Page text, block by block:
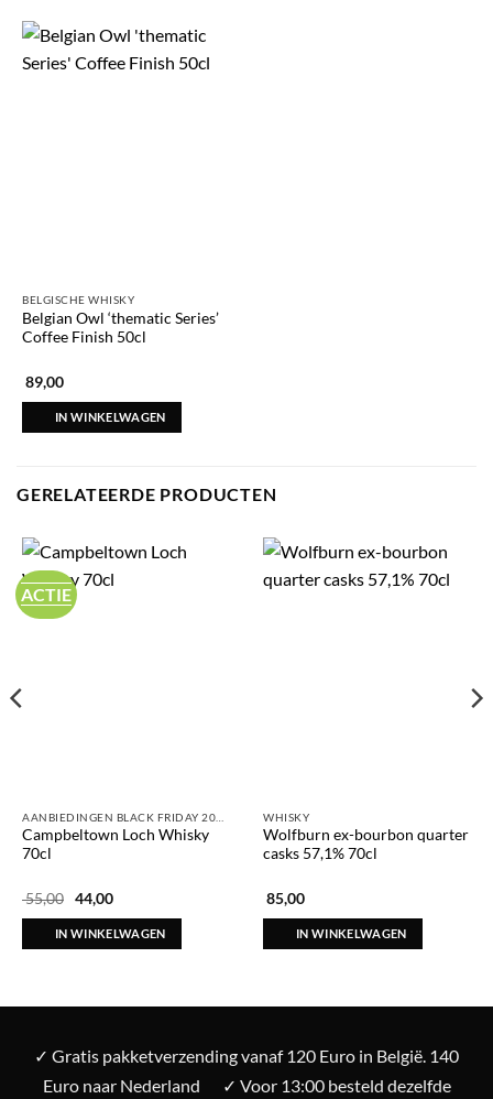
BELGISCHE WHISKY
Belgian Owl ‘thematic Series’
Coffee Finish 50cl
89,00
IN WINKELWAGEN
GERELATEERDE PRODUCTEN
ACTIE
Campbeltown Loch Whisky
70cl
55,00
Oorspronkelijke
prijs
was:
€ 55,00.
44,00Huidige
is:
€ 44,00.
IN WINKELWAGEN
WHISKY
Wolfburn ex-bourbon quarter
casks 57,1% 70cl
85,00
IN WINKELWAGEN
✓ Gratis pakketverzending vanaf 120 Euro in België. 140
Euro naar Nederland
✓ Voor 13:00 besteld dezelfde